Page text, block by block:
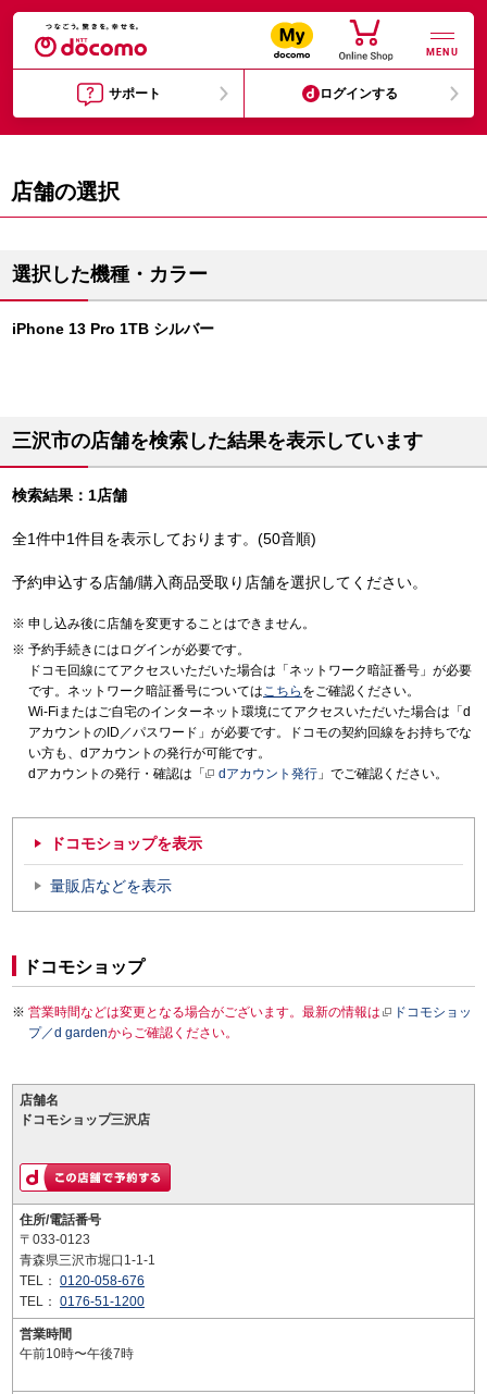
MENU
サポート ログインする
店舗の選択
選択した機種・カラー
iPhone 13 Pro 1TB シルバー
三沢市の店舗を検索した結果を表示しています
検索結果：1店舗
全1件中1件目を表示しております。(50音順)
予約申込する店舗/購入商品受取り店舗を選択してください。
申し込み後に店舗を変更することはできません。
予約手続きにはログインが必要です。
ドコモ回線にてアクセスいただいた場合は「ネットワーク暗証番号」が必要
です。ネットワーク暗証番号についてはこちら をご確認ください。
Wi-Fiまたはご自宅のインターネット環境にてアクセスいただいた場合は「d
アカウントのID／パスワード」が必要です。ドコモの契約回線をお持ちでな
い方も、dアカウントの発行が可能です。
dアカウントの発行・確認は「
dアカウント発行 」でご確認ください。
ドコモショップを表示
量販店などを表示
ドコモショップ
営業時間などは変更となる場合がございます。最新の情報は
ドコモショッ
プ／d gardenからご確認ください。
店舗名
ドコモショップ三沢店
住所/電話番号
〒033-0123
青森県三沢市堀口1-1-1
TEL： 0120-058-676
TEL： 0176-51-1200
営業時間
午前10時〜午後7時